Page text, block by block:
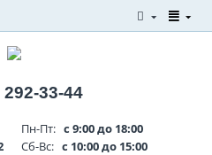
292-33-44
Пн-Пт: с 9:00 до 18:00
Сб-Вс: с 10:00 до 15:00